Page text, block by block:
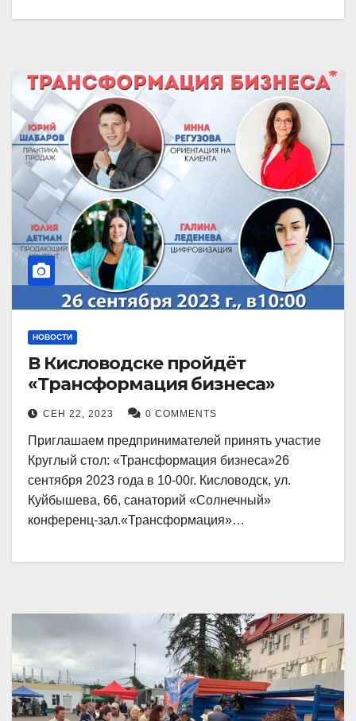
НОВОСТИ
В Кисловодске пройдёт
«Трансформация бизнеса»
СЕН 22, 2023 0 COMMENTS
Приглашаем предпринимателей принять участие
Круглый стол: «Трансформация бизнеса»26
сентября 2023 года в 10-00г. Кисловодск, ул.
Куйбышева, 66, санаторий «Солнечный»
конференц-зал.«Трансформация»…